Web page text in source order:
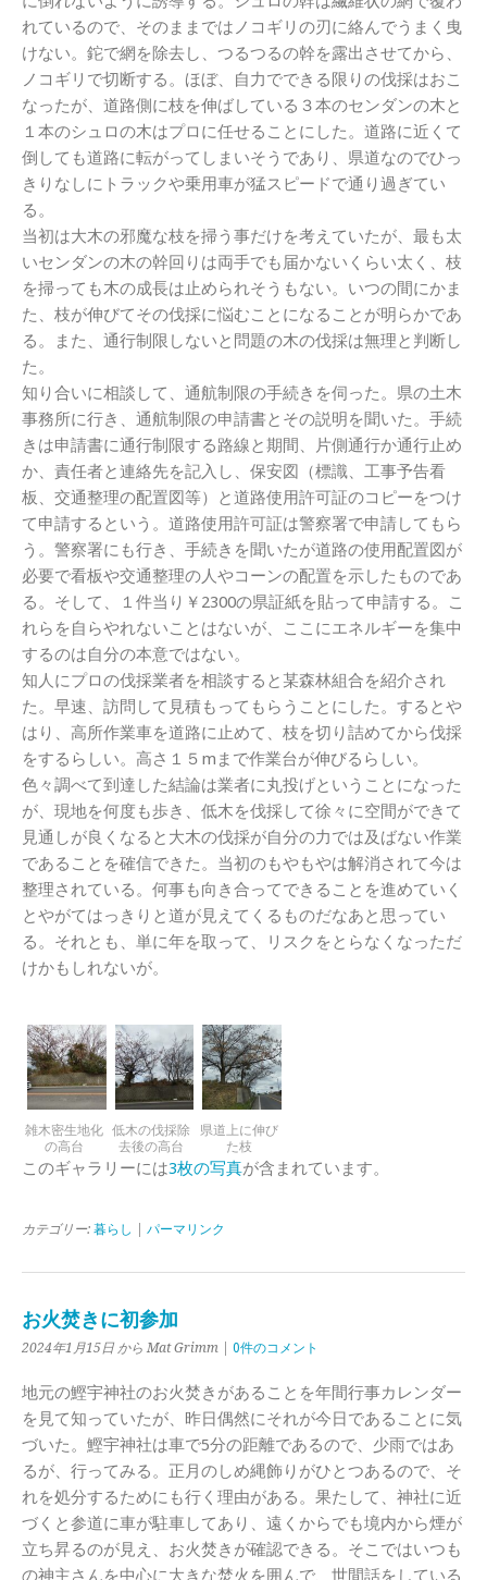
れているので、そのままではノコギリの刃に絡んでうまく曳
けない。鉈で網を除去し、つるつるの幹を露出させてから、
ノコギリで切断する。ほぼ、自力でできる限りの伐採はおこ
なったが、道路側に枝を伸ばしている３本のセンダンの木と
１本のシュロの木はプロに任せることにした。道路に近くて
倒しても道路に転がってしまいそうであり、県道なのでひっ
きりなしにトラックや乗用車が猛スピードで通り過ぎてい
る。
当初は大木の邪魔な枝を掃う事だけを考えていたが、最も太
いセンダンの木の幹回りは両手でも届かないくらい太く、枝
を掃っても木の成長は止められそうもない。いつの間にかま
た、枝が伸びてその伐採に悩むことになることが明らかであ
る。また、通行制限しないと問題の木の伐採は無理と判断し
た。
知り合いに相談して、通航制限の手続きを伺った。県の土木
事務所に行き、通航制限の申請書とその説明を聞いた。手続
きは申請書に通行制限する路線と期間、片側通行か通行止め
か、責任者と連絡先を記入し、保安図（標識、工事予告看
板、交通整理の配置図等）と道路使用許可証のコピーをつけ
て申請するという。道路使用許可証は警察署で申請してもら
う。警察署にも行き、手続きを聞いたが道路の使用配置図が
必要で看板や交通整理の人やコーンの配置を示したものであ
る。そして、１件当り￥2300の県証紙を貼って申請する。こ
れらを自らやれないことはないが、ここにエネルギーを集中
するのは自分の本意ではない。
知人にプロの伐採業者を相談すると某森林組合を紹介され
た。早速、訪問して見積もってもらうことにした。するとや
はり、高所作業車を道路に止めて、枝を切り詰めてから伐採
をするらしい。高さ１５mまで作業台が伸びるらしい。
色々調べて到達した結論は業者に丸投げということになった
が、現地を何度も歩き、低木を伐採して徐々に空間ができて
見通しが良くなると大木の伐採が自分の力では及ばない作業
であることを確信できた。当初のもやもやは解消されて今は
整理されている。何事も向き合ってできることを進めていく
とやがてはっきりと道が見えてくるものだなあと思ってい
る。それとも、単に年を取って、リスクをとらなくなっただ
けかもしれないが。
雑木密生地化
の高台
低木の伐採除
去後の高台
県道上に伸び
た枝
このギャラリーには3枚の写真が含まれています。
カテゴリー: 暮らし パーマリンク
お火焚きに初参加
2024年1月15日 から Mat Grimm | 0件のコメント
地元の鰹宇神社のお火焚きがあることを年間行事カレンダー
を見て知っていたが、昨日偶然にそれが今日であることに気
づいた。鰹宇神社は車で5分の距離であるので、少雨ではあ
るが、行ってみる。正月のしめ縄飾りがひとつあるので、そ
れを処分するためにも行く理由がある。果たして、神社に近
づくと参道に車が駐車してあり、遠くからでも境内から煙が
立ち昇るのが見え、お火焚きが確認できる。そこではいつも
の神主さんを中心に大きな焚火を囲んで、世間話をしている